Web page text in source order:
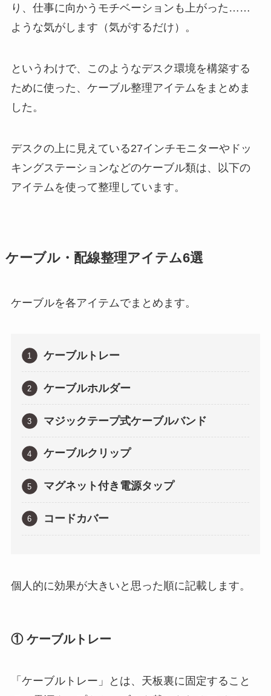
り、仕事に向かうモチベーションも上がった……
ような気がします（気がするだけ）。
というわけで、このようなデスク環境を構築する
ために使った、ケーブル整理アイテムをまとめま
した。
デスクの上に見えている27インチモニターやドッ
キングステーションなどのケーブル類は、以下の
アイテムを使って整理しています。
ケーブル・配線整理アイテム6選
ケーブルを各アイテムでまとめます。
ケーブルトレー
ケーブルホルダー
マジックテープ式ケーブルバンド
ケーブルクリップ
マグネット付き電源タップ
コードカバー
個人的に効果が大きいと思った順に記載します。
① ケーブルトレー
「ケーブルトレー」とは、天板裏に固定すること